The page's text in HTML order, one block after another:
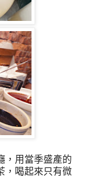
，用當季盛產的
，喝起來只有微